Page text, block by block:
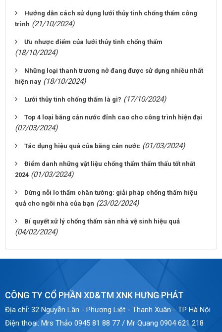
Hướng dẫn cách sử dụng lưới thủy tinh chống thấm công
trình (21/10/2024)
Ưu nhược điểm của lưới thủy tinh chống thấm
(18/10/2024)
Những loại thanh trương nở đang được sử dụng nhiều nhất
hiện nay (18/10/2024)
Lưới thủy tinh chống thấm là gì? (17/10/2024)
Top 4 loại băng cản nước đỉnh cao cho công trình hiện đại
(07/03/2024)
Tác dụng hiệu quả của băng cản nước (01/03/2024)
Điểm danh những vật liệu chống thấm thẩm thấu tốt nhất
2024 (01/03/2024)
Dừng nỗi lo thấm chân tường: giải pháp chống thấm hiệu
quả cho ngôi nhà của bạn (23/02/2024)
Bí quyết xử lý chống thấm sàn nhà vệ sinh hiệu quả
(04/02/2024)
CÔNG TY CỔ PHẦN XD&TM XNK HƯNG PHÁT
Địa chỉ: 32 Nguyễn Lân - Phương Liệt - Thanh Xuân - TP Hà Nội
Điện thoại: Mrs Thảo 0945 81 88 77 / Mr Quang 0904 621 218